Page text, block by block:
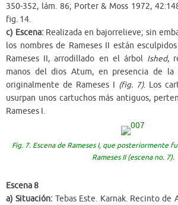
350-352, lám. 86; Porter & Moss 1972,
fig. 14.
c) Escena: Realizada en bajorrelieve; sin
los nombres de Rameses II están
Rameses II, arrodillado en el árbol Ished,
manos del dios Atum, en presencia de la
originalmente de Rameses I (fig. 7). Los
usurpan unos cartuchos más antiguos,
Rameses I.
Fig. 7. Escena de Rameses I, que posteriormente
Rameses II (escena no. 7).
Escena 8
a) Situación: Tebas Este. Karnak. Recinto de